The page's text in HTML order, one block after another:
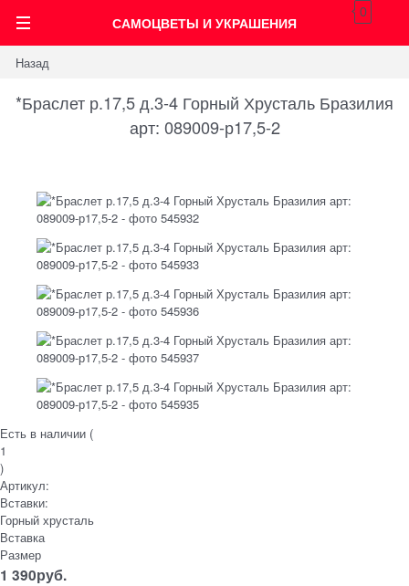
САМОЦВЕТЫ И УКРАШЕНИЯ
0
Назад
*Браслет р.17,5 д.3-4 Горный Хрусталь Бразилия
арт: 089009-р17,5-2
Есть в наличии (
1
)
Артикул:
Вставки:
Горный хрусталь
Вставка
Размер
1 390руб.